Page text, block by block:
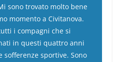
sono trovato molto bene
momento a Civitanova.
i compagni che si
in questi quattro anni
sofferenze sportive. Sono